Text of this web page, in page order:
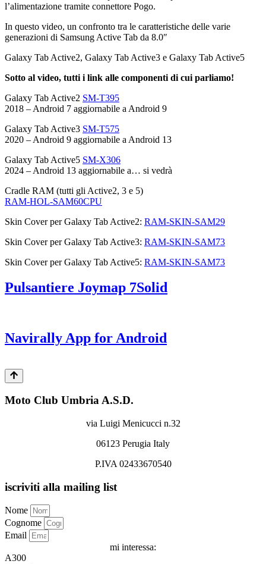
l’alimentazione tramite connettore Pogo.
In questo video, un confronto tra le caratteristiche delle varie
generazioni di Samsung Active Tab da 8.0″
Galaxy Tab Active2, Galaxy Tab Active3 e Galaxy Tab Active5
Sotto al video, tutti i link alle componenti di cui parliamo!
Galaxy Tab Active2 SM-T395
2018 – Android 7 aggiornabile a Android 9
Galaxy Tab Active3 ‎ SM-T575
2020 – Android 9 aggiornabile a Android 13
Galaxy Tab Active5 SM-X306
2024 – Android 13 aggiornabile a… si vedrà
Cradle RAM (tutti gli Active2, 3 e 5)
RAM-HOL-SAM60CPU
Skin Cover per Galaxy Tab Active2: RAM-SKIN-SAM29
Skin Cover per Galaxy Tab Active3: RAM-SKIN-SAM73
Skin Cover per Galaxy Tab Active5: RAM-SKIN-SAM73
Pulsantiere Joymap 7Solid
Navirally App for Android
Moto Club Umbria A.S.D.
via Luigi Menicucci n.32
06123 Perugia Italy
P.IVA 02433670540
iscriviti alla mailing list
Nome
Cognome
Email
mi interessa:
A300